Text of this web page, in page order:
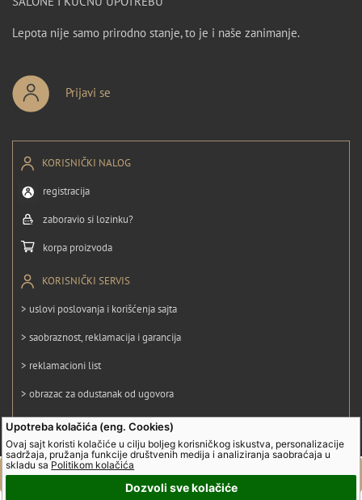
Upotreba kolačića (eng. Cookies)
Ovaj sajt koristi kolačiće u cilju boljeg korisničkog iskustva, personalizacije
sadržaja, pružanja funkcije društvenih medija i analiziranja saobraćaja u
skladu sa Politikom kolačića
Dozvoli sve kolačiće
Lepota nije samo prirodno stanje, to je i naše zanimanje.
Prijavi se
KORISNIČKI NALOG
registracija
zaboravio si lozinku?
korpa proizvoda
KORISNIČKI SERVIS
> uslovi poslovanja i korišćenja sajta
> saobraznost, reklamacija i garancija
> reklamacioni list
> obrazac za odustanak od ugovora
> politika privatnosti
> politika kolačića